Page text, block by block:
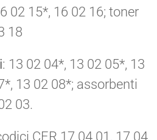
02 15*, 16 02 16; toner
18
: 13 02 04*, 13 02 05*, 13
13 02 08*; assorbenti
03.
CER 17 04 01, 17 04